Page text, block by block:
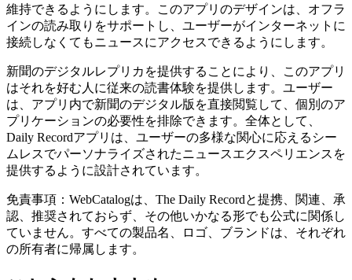
維持できるようにします。このアプリのデザインは、オフラ
インの読み取りをサポートし、ユーザーがインターネットに
接続しなくてもニュースにアクセスできるようにします。
新聞のデジタルレプリカを提供することにより、このアプリ
はそれを好む人に従来の読書体験を提供します。ユーザー
は、アプリ内で新聞のデジタル版を直接閲覧して、個別のア
プリケーションの必要性を排除できます。全体として、
Daily Recordアプリは、ユーザーの多様な関心に応えるシー
ムレスでパーソナライズされたニュースエクスペリエンスを
提供するように設計されています。
免責事項：WebCatalogは、The Daily Recordと提携、関連、承
認、推奨されておらず、その他いかなる形でも公式に関係し
ていません。すべての製品名、ロゴ、ブランドは、それぞれ
の所有者に帰属します。